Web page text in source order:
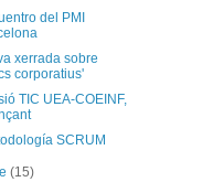
del PMI
xerrada sobre
corporatius'
TIC UEA-COEINF,
SCRUM
(15)